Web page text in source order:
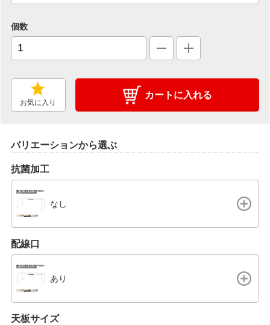
個数
お気に入り
カートに入れる
バリエーションから選ぶ
抗菌加工
なし
配線口
あり
天板サイズ